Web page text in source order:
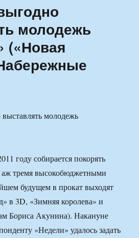
молодежь
(«Новая
году собирается покорять
аж тремя высокобюджетными
будущем в прокат выходят
в 3D, «Зимняя королева» и
Бориса Акунина). Накануне
«Недели» удалось задать